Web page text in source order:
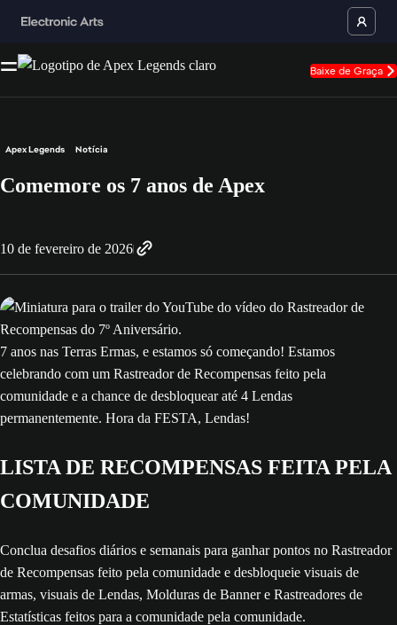
Baixe de Graça
Apex Legends Notícia
Comemore os 7 anos de Apex
10 de fevereiro de 2026
7 anos nas Terras Ermas, e estamos só começando! Estamos
celebrando com um Rastreador de Recompensas feito pela
comunidade e a chance de desbloquear até 4 Lendas
permanentemente. Hora da FESTA, Lendas!
LISTA DE RECOMPENSAS FEITA PELA
COMUNIDADE
Conclua desafios diários e semanais para ganhar pontos no Rastreador
de Recompensas feito pela comunidade e desbloqueie visuais de
armas, visuais de Lendas, Molduras de Banner e Rastreadores de
Estatísticas feitos para a comunidade pela comunidade.